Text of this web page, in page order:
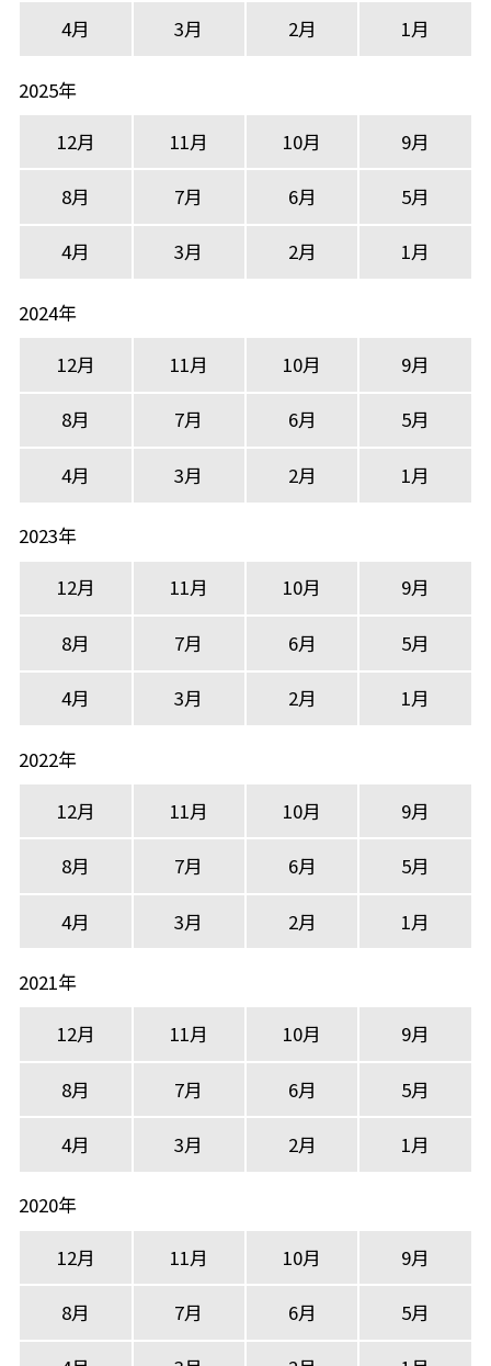
4月 3月 2月 1月
2025年
12月
11月 10月 9月
8月 7月 6月 5月
4月 3月 2月 1月
2024年
12月
11月 10月 9月
8月 7月 6月 5月
4月 3月 2月 1月
2023年
12月
11月 10月 9月
8月 7月 6月 5月
4月 3月 2月 1月
2022年
12月
11月 10月 9月
8月 7月 6月 5月
4月 3月 2月 1月
2021年
12月
11月 10月 9月
8月 7月 6月 5月
4月 3月 2月 1月
2020年
12月
11月 10月 9月
8月 7月 6月 5月